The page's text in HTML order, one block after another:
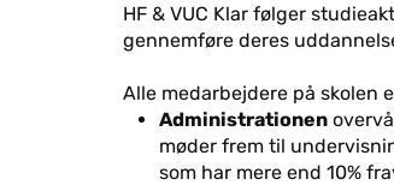
HF & VUC Klar følger
gennemføre deres
Alle medarbejdere på skolen
Administrationen
møder frem til
som har mere end 10%